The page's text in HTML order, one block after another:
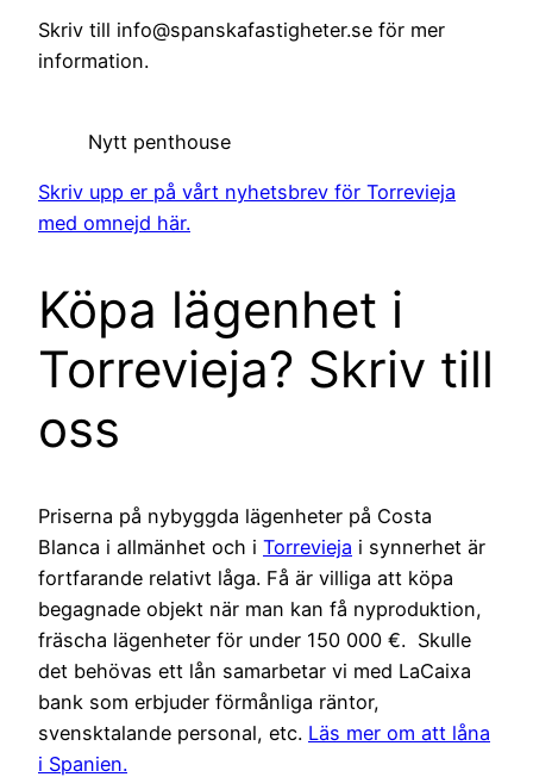
Skriv till info@spanskafastigheter.se för mer
information.
Nytt penthouse
Skriv upp er på vårt nyhetsbrev för Torrevieja
med omnejd här.
Köpa lägenhet i
Torrevieja? Skriv till
oss
Priserna på nybyggda lägenheter på Costa
Blanca i allmänhet och i Torrevieja i synnerhet är
fortfarande relativt låga. Få är villiga att köpa
begagnade objekt när man kan få nyproduktion,
fräscha lägenheter för under 150 000 €. Skulle
det behövas ett lån samarbetar vi med LaCaixa
bank som erbjuder förmånliga räntor,
svensktalande personal, etc. Läs mer om att låna
i Spanien.